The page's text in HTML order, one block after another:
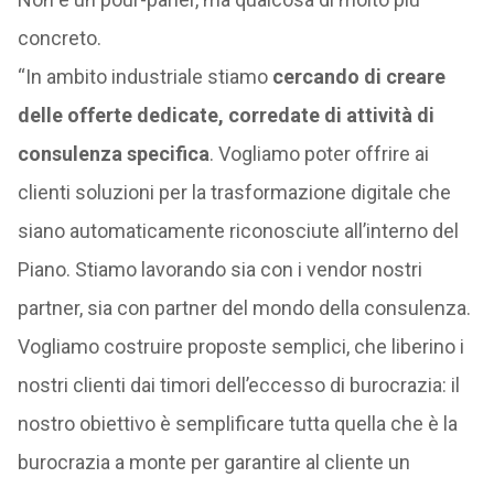
concreto.
“In ambito industriale stiamo cercando di creare
delle offerte dedicate, corredate di attività di
consulenza specifica. Vogliamo poter offrire ai
clienti soluzioni per la trasformazione digitale che
siano automaticamente riconosciute all’interno del
Piano. Stiamo lavorando sia con i vendor nostri
partner, sia con partner del mondo della consulenza.
Vogliamo costruire proposte semplici, che liberino i
nostri clienti dai timori dell’eccesso di burocrazia: il
nostro obiettivo è semplificare tutta quella che è la
burocrazia a monte per garantire al cliente un